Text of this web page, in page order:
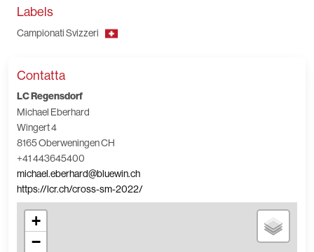
Labels
Campionati Svizzeri
Contatta
LC Regensdorf
Michael Eberhard
Wingert 4
8165 Oberweningen CH
+41 443645400
michael.eberhard@bluewin.ch
https://lcr.ch/cross-sm-2022/
+
−